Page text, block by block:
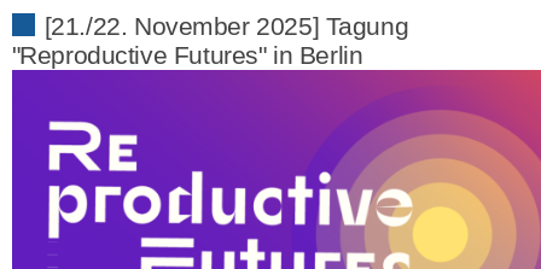
[21./22. November 2025] Tagung
"Reproductive Futures" in Berlin